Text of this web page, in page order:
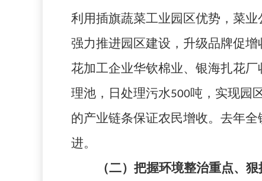
利用插旗蔬菜工业园区优势，菜业
强力推进园区建设，升级品牌促
花加工企业华钦棉业、银海扎花
理池，日处理污水500吨，实现园
的产业链条保证农民增收。去年全
进。
（二）把握环境整治重点、